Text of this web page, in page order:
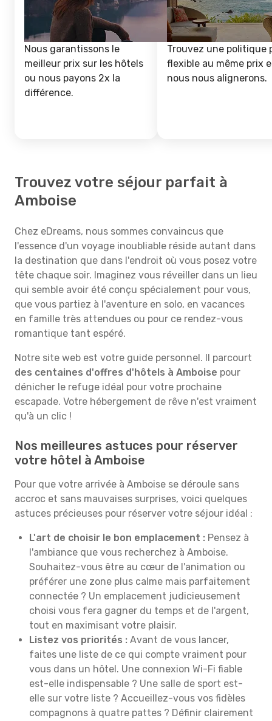
Nous garantissons le
meilleur prix sur les hôtels
ou nous payons 2x la
différence.
Trouvez une politique
flexible au même prix
nous nous alignerons.
Trouvez votre séjour parfait à
Amboise
Chez eDreams, nous sommes convaincus que
l'essence d'un voyage inoubliable réside autant dans
la destination que dans l'endroit où vous posez votre
tête chaque soir. Imaginez vous réveiller dans un lieu
qui semble avoir été conçu spécialement pour vous,
que vous partiez à l'aventure en solo, en vacances
en famille très attendues ou pour ce rendez-vous
romantique tant espéré.
Notre site web est votre guide personnel. Il parcourt
des centaines d'offres d'hôtels à Amboise pour
dénicher le refuge idéal pour votre prochaine
escapade. Votre hébergement de rêve n'est vraiment
qu'à un clic !
Nos meilleures astuces pour réserver
votre hôtel à Amboise
Pour que votre arrivée à Amboise se déroule sans
accroc et sans mauvaises surprises, voici quelques
astuces précieuses pour réserver votre séjour idéal :
L'art de choisir le bon emplacement : Pensez à
l'ambiance que vous recherchez à Amboise.
Souhaitez-vous être au cœur de l'animation ou
préférer une zone plus calme mais parfaitement
connectée ? Un emplacement judicieusement
choisi vous fera gagner du temps et de l'argent,
tout en maximisant votre plaisir.
Listez vos priorités : Avant de vous lancer,
faites une liste de ce qui compte vraiment pour
vous dans un hôtel. Une connexion Wi-Fi fiable
est-elle indispensable ? Une salle de sport est-
elle sur votre liste ? Accueillez-vous vos fidèles
compagnons à quatre pattes ? Définir clairement